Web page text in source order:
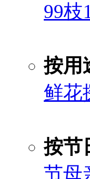
99枝
按用
鲜花
按节
节母